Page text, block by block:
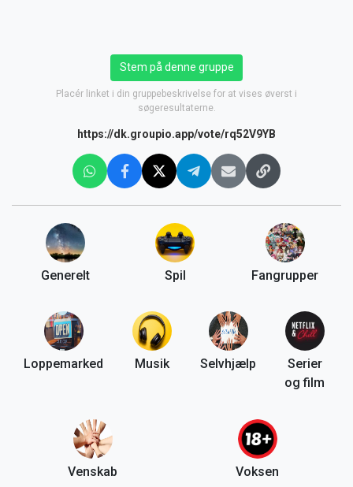
Stem på denne gruppe
Placér linket i din gruppebeskrivelse for at vises øverst i
søgeresultaterne.
https://dk.groupio.app/vote/rq52V9YB
Generelt Spil Fangrupper
Loppemarked Musik Selvhjælp
Serier
og film
Venskab Voksen